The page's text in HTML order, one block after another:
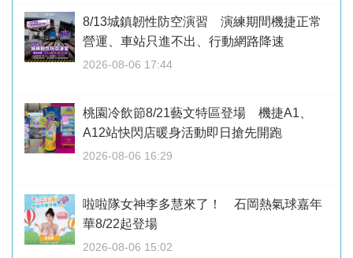
8/13城鎮韌性防空演習 演練期間機捷正常
營運、車站只進不出、行動網路降速
2026-08-06 17:44
桃園冷飲節8/21藝文特區登場 機捷A1、
A12站快閃店暖身活動即日搶先開跑
2026-08-06 16:29
啦啦隊女神李多慧來了！ 石岡熱氣球嘉年
華8/22起登場
2026-08-06 15:02